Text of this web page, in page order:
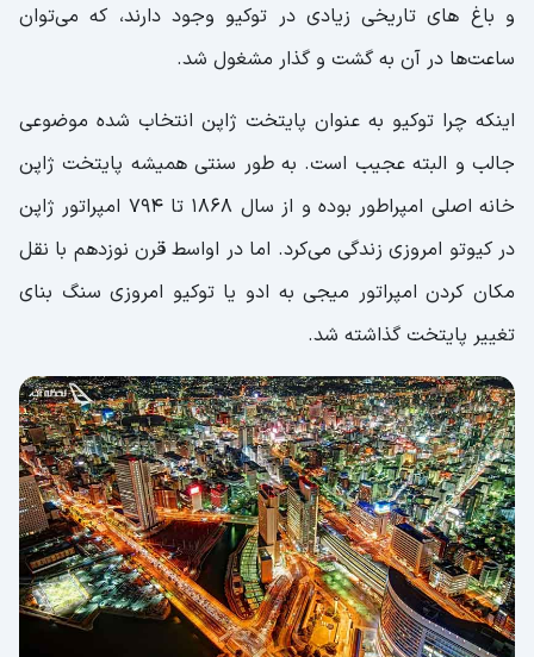
و باغ ‌های تاریخی زیادی در توکیو وجود دارند، که می‌توان
ساعت‌ها در آن به گشت و گذار مشغول شد.
اینکه چرا توکیو به عنوان پایتخت ژاپن انتخاب شده موضوعی
جالب و البته عجیب است. به طور سنتی همیشه پایتخت ژاپن
خانه اصلی امپراطور بوده و از سال ۱۸۶۸ تا ۷۹۴ امپراتور ژاپن
در کیوتو امروزی زندگی می‌کرد. اما در اواسط قرن نوزدهم با نقل
مکان کردن امپراتور میجی به ادو یا توکیو امروزی سنگ بنای
تغییر پایتخت گذاشته شد.